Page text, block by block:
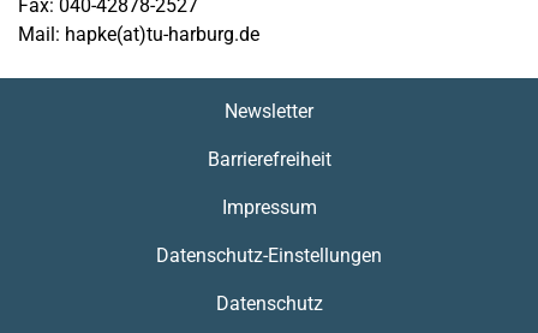
Fax: 040-42878-2527
Mail: hapke(at)tu-harburg.de
Datenschutz
Datenschutz-Einstellungen
Impressum
Barrierefreiheit
Newsletter